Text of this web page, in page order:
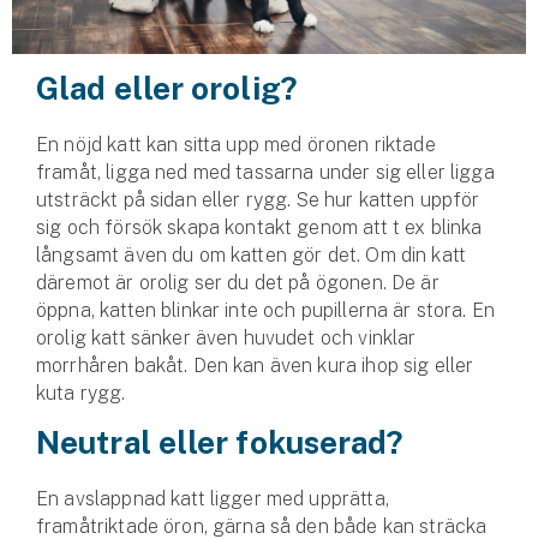
Märkesförsäkringar
Vattenskoterförsäkring
Sportfiskarna
Djur
Hundförsäkring
Jakthundsförsäkring
Kattförsäkring
Hem & hus
Hemförsäkring
Glad eller orolig?
En nöjd katt kan sitta upp med öronen riktade
framåt, ligga ned med tassarna under sig eller ligga
utsträckt på sidan eller rygg. Se hur katten uppför
sig och försök skapa kontakt genom att t ex blinka
långsamt även du om katten gör det. Om din katt
däremot är orolig ser du det på ögonen. De är
öppna, katten blinkar inte och pupillerna är stora. En
orolig katt sänker även huvudet och vinklar
morrhåren bakåt. Den kan även kura ihop sig eller
kuta rygg.
Neutral eller fokuserad?
En avslappnad katt ligger med upprätta,
framåtriktade öron, gärna så den både kan sträcka